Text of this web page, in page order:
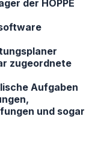
der HOPPE
zugeordnete
Aufgaben
und sogar